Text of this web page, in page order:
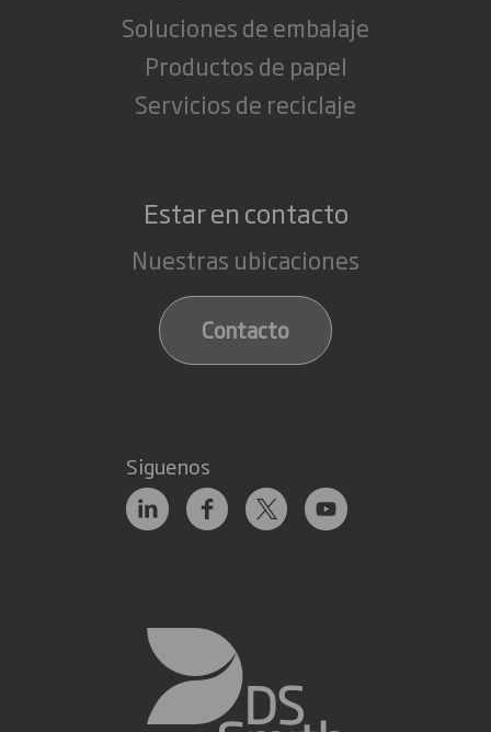
Soluciones de embalaje
Productos de papel
Servicios de reciclaje
Estar en contacto
Nuestras ubicaciones
Contacto
Siguenos